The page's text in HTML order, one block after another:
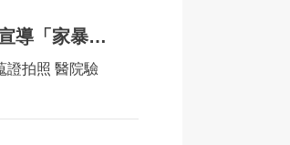
婦幼安全宣導列車來到二林鎮「中興國小」宣導「家暴」相關議題
證拍照 醫院驗